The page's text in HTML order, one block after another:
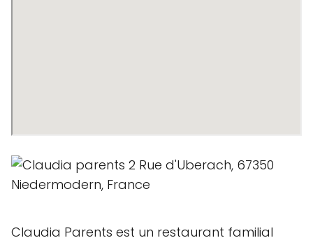
Claudia Parents est un restaurant familial